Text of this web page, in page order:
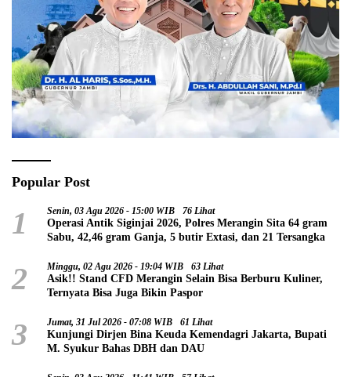
Popular Post
1 Senin, 03 Agu 2026 - 15:00 WIB 76 Lihat
Operasi Antik Siginjai 2026, Polres Merangin Sita 64 gram
Sabu, 42,46 gram Ganja, 5 butir Extasi, dan 21 Tersangka
2 Minggu, 02 Agu 2026 - 19:04 WIB 63 Lihat
Asik!! Stand CFD Merangin Selain Bisa Berburu Kuliner,
Ternyata Bisa Juga Bikin Paspor
3 Jumat, 31 Jul 2026 - 07:08 WIB 61 Lihat
Kunjungi Dirjen Bina Keuda Kemendagri Jakarta, Bupati
M. Syukur Bahas DBH dan DAU